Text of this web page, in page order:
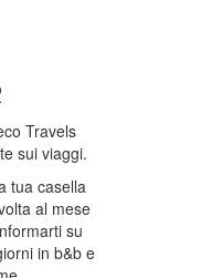
Travels
sui viaggi.
tua casella
al mese
su
in b&b e